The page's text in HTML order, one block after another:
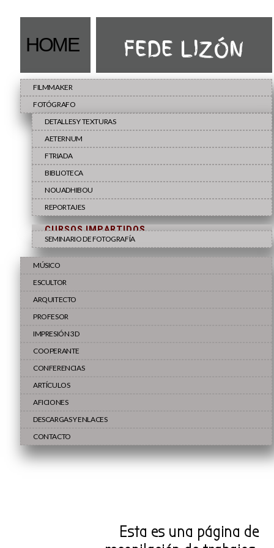
HOME FEDE LIZÓN
FILMMAKER
FOTÓGRAFO
DETALLES Y TEXTURAS
AETERNUM
FTRIADA
BIBLIOTECA
NOUADHIBOU
REPORTAJES
CURSOS IMPARTIDOS
SEMINARIO DE FOTOGRAFÍA
MÚSICO
ESCULTOR
ARQUITECTO
PROFESOR
IMPRESIÓN 3D
COOPERANTE
CONFERENCIAS
ARTÍCULOS
AFICIONES
DESCARGAS Y ENLACES
CONTACTO
Esta es una página de